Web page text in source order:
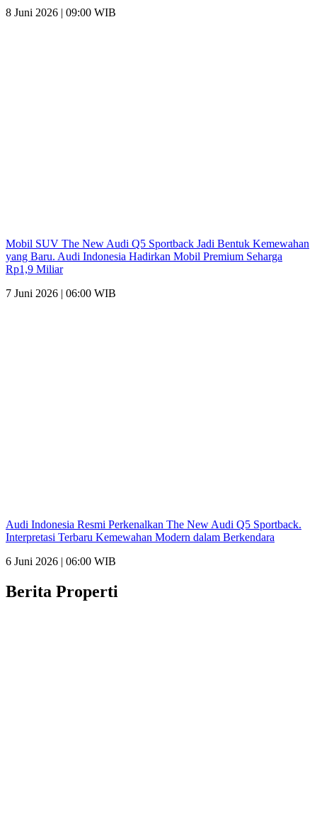
8 Juni 2026 | 09:00 WIB
Mobil SUV The New Audi Q5 Sportback Jadi Bentuk Kemewahan
yang Baru. Audi Indonesia Hadirkan Mobil Premium Seharga
Rp1,9 Miliar
7 Juni 2026 | 06:00 WIB
Audi Indonesia Resmi Perkenalkan The New Audi Q5 Sportback.
Interpretasi Terbaru Kemewahan Modern dalam Berkendara
6 Juni 2026 | 06:00 WIB
Berita Properti